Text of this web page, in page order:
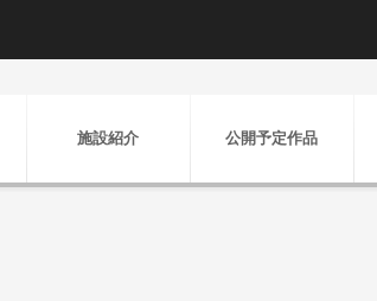
施設紹介 公開予定作品